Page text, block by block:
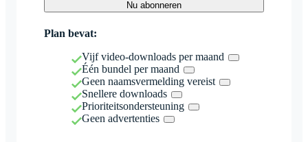
Nu abonneren
Plan bevat:
Vijf video-downloads per maand
Één bundel per maand
Geen naamsvermelding vereist
Snellere downloads
Prioriteitsondersteuning
Geen advertenties